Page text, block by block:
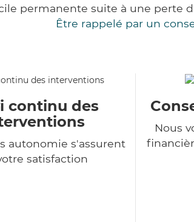
permanente suite à une perte
Être rappelé par un
continu des
autonomie s'assurent
satisfaction
Nous